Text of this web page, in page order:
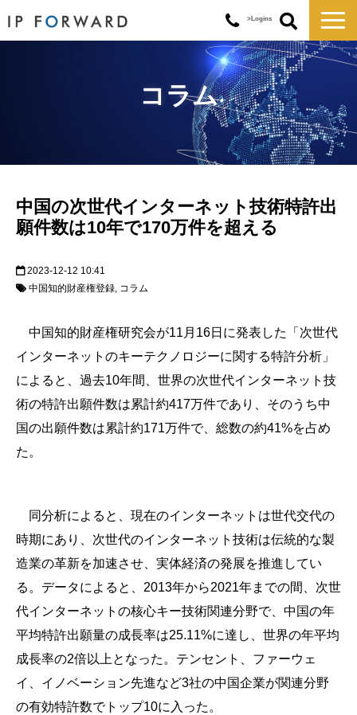
>Logins
サービス一覧
対応実績
コラム
お知らせ
企業情報
コラム
中国の次世代インターネット技術特許出
願件数は10年で170万件を超える
2023-12-12 10:41
中国知的財産権登録 コラム
中国知的財産権研究会が11月16日に発表した「次世代
インターネットのキーテクノロジーに関する特許分析」
によると、過去10年間、世界の次世代インターネット技
術の特許出願件数は累計約417万件であり、そのうち中
国の出願件数は累計約171万件で、総数の約41%を占め
た。
同分析によると、現在のインターネットは世代交代の
時期にあり、次世代のインターネット技術は伝統的な製
造業の革新を加速させ、実体経済の発展を推進してい
る。データによると、2013年から2021年までの間、次世
代インターネットの核心キー技術関連分野で、中国の年
平均特許出願量の成長率は25.11%に達し、世界の年平均
成長率の2倍以上となった。テンセント、ファーウェ
イ、イノベーション先進など3社の中国企業が関連分野
の有効特許数でトップ10に入った。